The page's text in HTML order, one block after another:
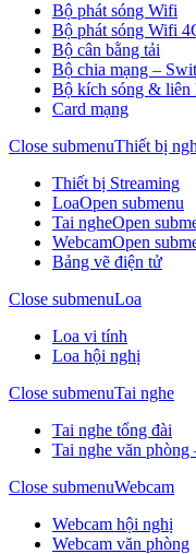
Bộ phát sóng Wifi
Bộ phát sóng Wifi
Bộ cân bằng tải
Bộ chia mạng –
Bộ kích sóng & liên
Card mạng
Close submenuThiết bị
Thiết bị Streaming
LoaOpen submenu
Tai ngheOpen
WebcamOpen
Bảng vẽ điện tử
Close submenuLoa
Loa vi tính
Loa hội nghị
Close submenuTai nghe
Tai nghe tổng đài
Tai nghe văn phòng
Close submenuWebcam
Webcam hội nghị
Webcam văn phòng